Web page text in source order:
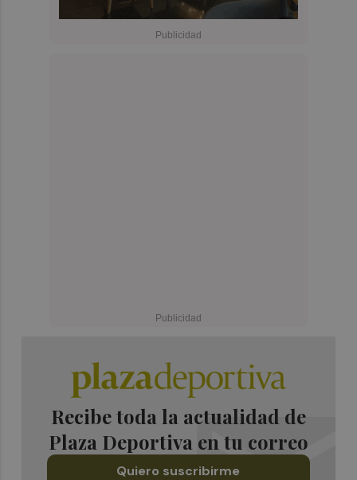
Recibe toda la actualidad de
Plaza Deportiva en tu correo
Quiero suscribirme